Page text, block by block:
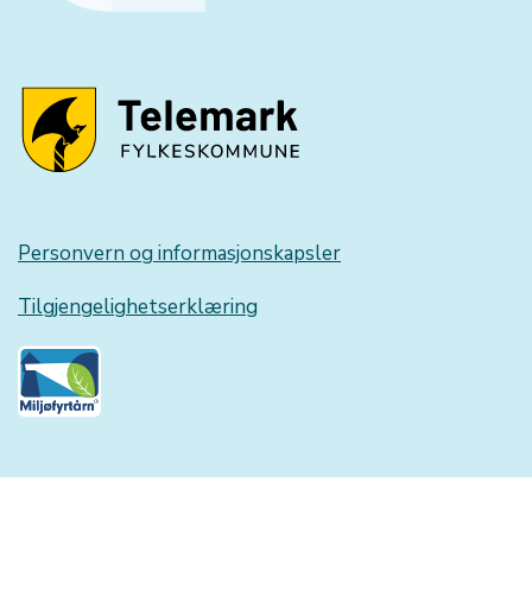
Personvern og informasjonskapsler
Tilgjengelighetserklæring